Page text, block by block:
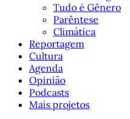
Tudo é Gênero
Parêntese
Climática
Reportagem
Cultura
Agenda
Opinião
Podcasts
Mais projetos